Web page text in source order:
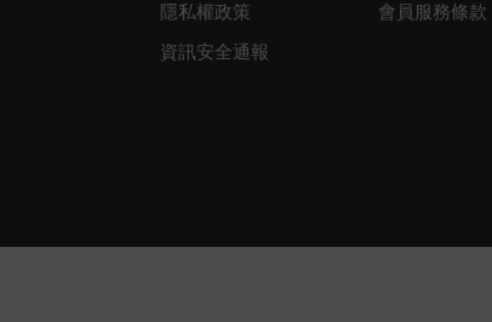
隱私權政策
資訊安全通報
會員服務條款